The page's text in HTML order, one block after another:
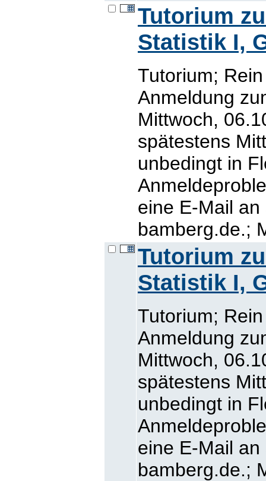
Tutorium
Statistik I,
Tutorium;
Anmeldung
Mittwoch,
spätestens
unbedingt in
eine E-Mail
bamberg.de.;
Tutorium
Statistik I,
Tutorium;
Anmeldung
Mittwoch,
spätestens
unbedingt in
eine E-Mail
bamberg.de.;